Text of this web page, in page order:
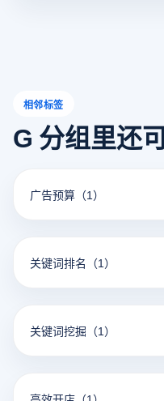
相邻标签
G 分组里还
广告预算 （1）
关键词排名 （1）
关键词挖掘 （1）